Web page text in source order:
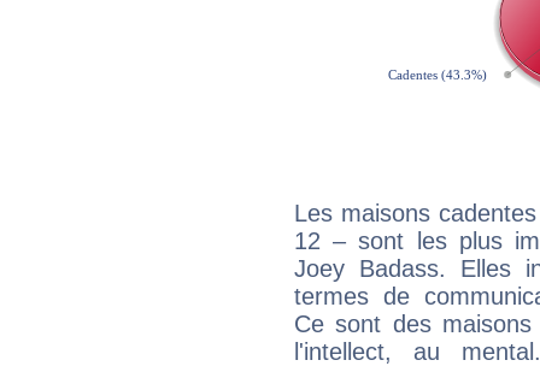
Les maisons
12 – sont les plus
Joey Badass. Elles
termes de
Ce sont des
l'intellect, au